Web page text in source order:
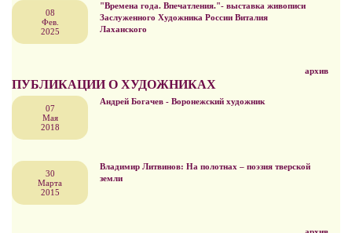
08
Фев.
2025
"Времена года. Впечатления."- выставка живописи
Заслуженного Художника России Виталия
Лаханского
архив
ПУБЛИКАЦИИ О ХУДОЖНИКАХ
07
Мая
2018
Андрей Богачев - Воронежский художник
30
Марта
2015
Владимир Литвинов: На полотнах – поэзия тверской
земли